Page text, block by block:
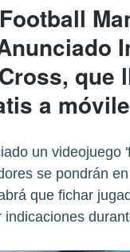
que
a
un videojuego
se pondrán
que fichar
indicaciones